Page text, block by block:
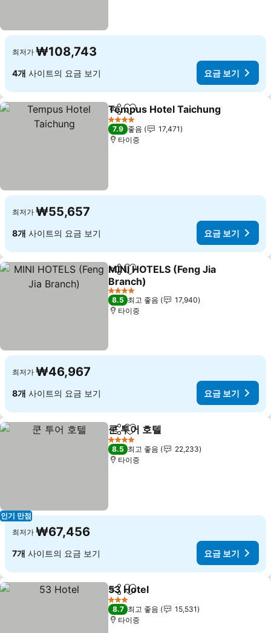
최저가 ₩108,743
4개 사이트의 요금 보기 요금 보기
공유 즐겨찾기에 추가
Tempus Hotel Taichung
4 성급
7.9 좋음
17,471
타이중
최저가 ₩55,657
8개 사이트의 요금 보기 요금 보기
공유 즐겨찾기에 추가
MINI HOTELS (Feng Jia
Branch)
요금 보기
4 성급
8.5 최고 좋음
17,940
타이중
최저가 ₩46,967
8개 사이트의 요금 보기 요금 보기
인기 만점
공유 즐겨찾기에 추가
쿤 투어 호텔
4 성급
8.5 최고 좋음
22,233
타이중
최저가 ₩67,456
7개 사이트의 요금 보기 요금 보기
공유 즐겨찾기에 추가
53 Hotel
3 성급
8.7 최고 좋음
15,531
타이중